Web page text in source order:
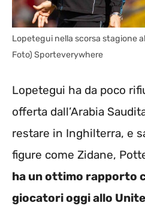
Lopetegui nella scorsa stagione
Foto) Sporteverywhere
Lopetegui ha da poco
offerta dall’Arabia
restare in Inghilterra, e
figure come Zidane,
ha un ottimo rapporto
giocatori oggi allo